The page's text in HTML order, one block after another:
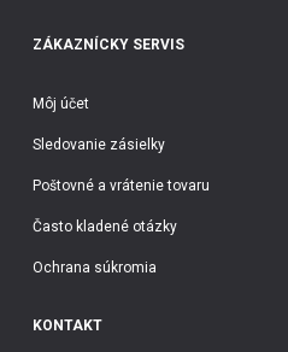
Zabudli ste heslo?
Google účet
ZÁKAZNÍCKY SERVIS
Môj účet
Sledovanie zásielky
Poštovné a vrátenie tovaru
Často kladené otázky
Ochrana súkromia
KONTAKT